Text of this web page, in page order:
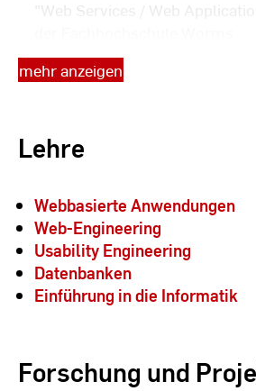
seit 9/2012 Professor für das
"Webbasierte Anwendungen"
mehr anzeigen
Lehre
Webbasierte Anwendungen
Web-Engineering
Usability Engineering
Datenbanken
Einführung in die Informatik
Forschung und